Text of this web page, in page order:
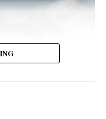
los cines de